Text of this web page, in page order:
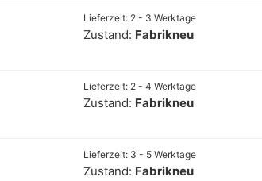
Lieferzeit: 2 - 3 Werktage
Zustand: Fabrikneu
Lieferzeit: 2 - 4 Werktage
Zustand: Fabrikneu
Lieferzeit: 3 - 5 Werktage
Zustand: Fabrikneu